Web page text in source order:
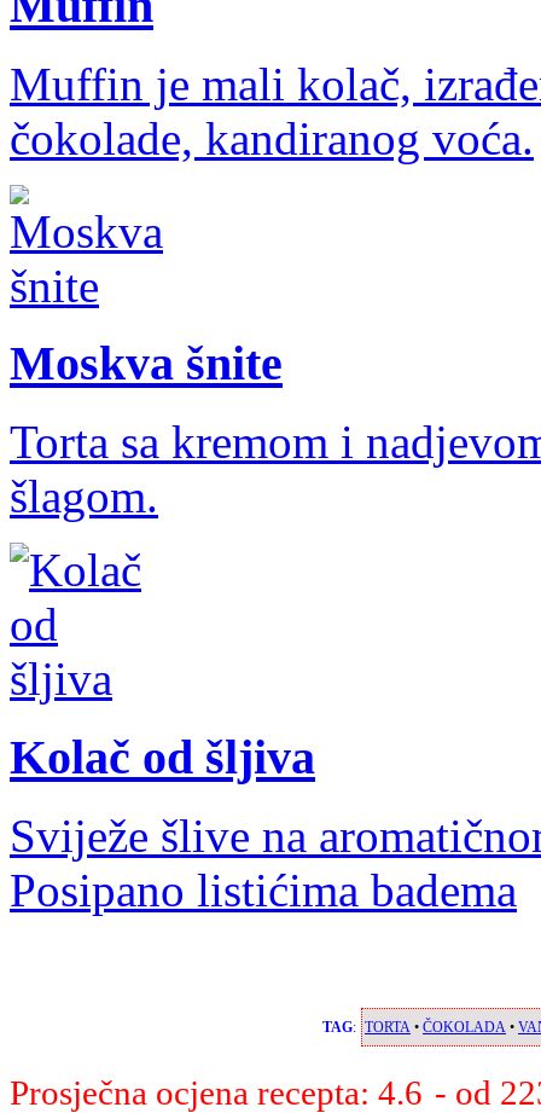
Muffin je mali kolač,
čokolade, kandiranog voća.
Moskva šnite
Torta sa kremom i
šlagom.
Kolač od šljiva
Sviježe šlive na
Posipano listićima badema
TAG: TORTA • ČOKOLADA •
Prosječna ocjena recepta: 4.6 - od